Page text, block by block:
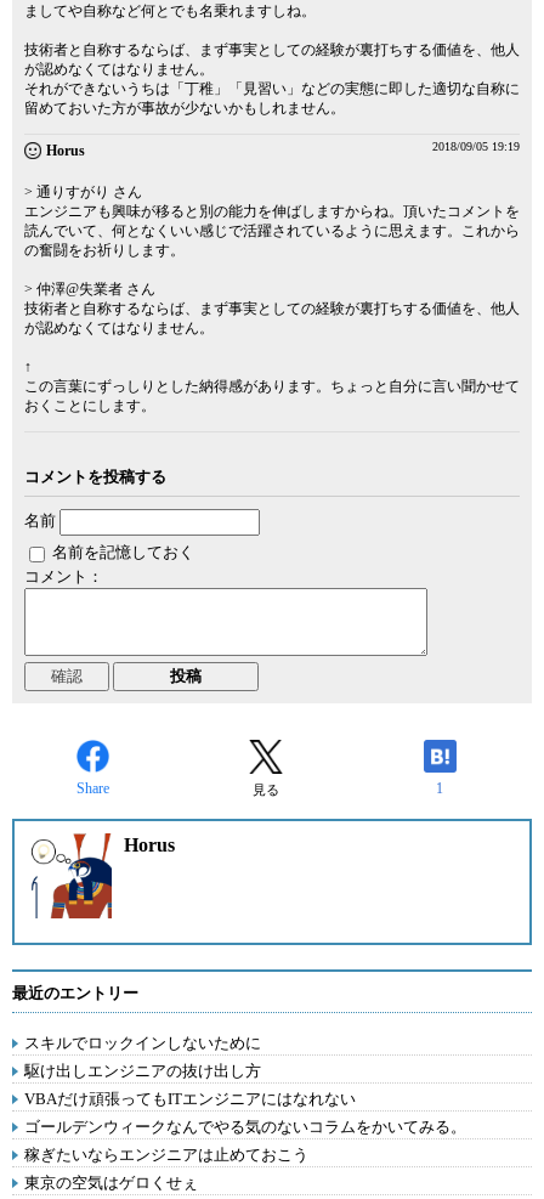
ましてや自称など何とでも名乗れますしね。
技術者と自称するならば、まず事実としての経験が裏打ちする価値を、他人
が認めなくてはなりません。
それができないうちは「丁稚」「見習い」などの実態に即した適切な自称に
留めておいた方が事故が少ないかもしれません。
Horus 2018/09/05 19:19
> 通りすがり さん
エンジニアも興味が移ると別の能力を伸ばしますからね。頂いたコメントを
読んでいて、何となくいい感じで活躍されているように思えます。これから
の奮闘をお祈りします。
> 仲澤@失業者 さん
技術者と自称するならば、まず事実としての経験が裏打ちする価値を、他人
が認めなくてはなりません。
↑
この言葉にずっしりとした納得感があります。ちょっと自分に言い聞かせて
おくことにします。
コメントを投稿する
名前
名前を記憶しておく
コメント：
Share 見る 1
Horus
最近のエントリー
スキルでロックインしないために
駆け出しエンジニアの抜け出し方
VBAだけ頑張ってもITエンジニアにはなれない
ゴールデンウィークなんでやる気のないコラムをかいてみる。
稼ぎたいならエンジニアは止めておこう
東京の空気はゲロくせぇ